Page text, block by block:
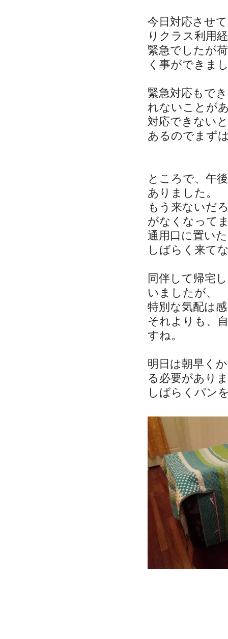
今日対応させ
りクラス利用
緊急でしたが
く事ができま
緊急対応もで
れないことが
対応できない
あるのでまず
ところで、午
ありました。
もう来ないだ
がなくなって
通用口に置い
しばらく来て
同伴して帰宅
いましたが、
特別な気配は
それよりも、
すね。
明日は朝早く
る必要があり
しばらくパン